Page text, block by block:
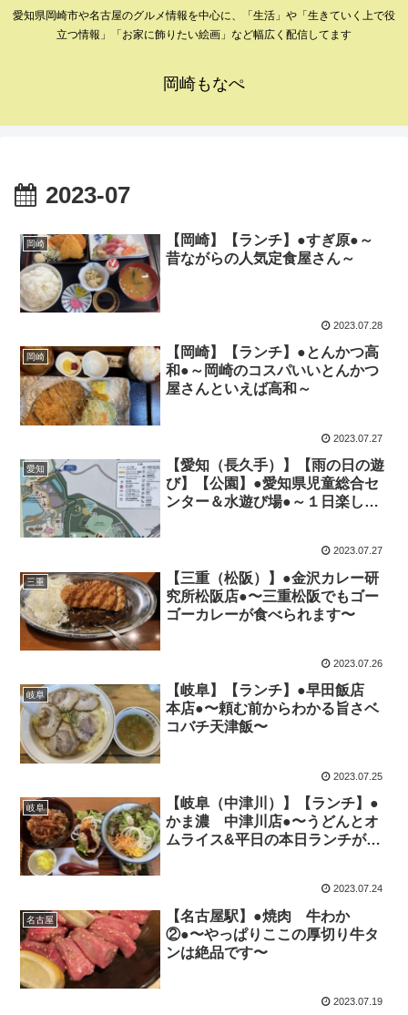
愛知県岡崎市や名古屋のグルメ情報を中心に、「生活」や「生きていく上で役
立つ情報」「お家に飾りたい絵画」など幅広く配信してます
岡崎もなぺ
2023-07
岡崎
【岡崎】【ランチ】●すぎ原●～
昔ながらの人気定食屋さん～
2023.07.28
岡崎
【岡崎】【ランチ】●とんかつ高
和●～岡崎のコスパいいとんかつ
屋さんといえば高和～
2023.07.27
愛知
【愛知（長久手）】【雨の日の遊
び】【公園】●愛知県児童総合セ
ンター＆水遊び場●～１日楽しめ
2023.07.27
三重
【三重（松阪）】●金沢カレー研
究所松阪店●〜三重松阪でもゴー
ゴーカレーが食べられます〜
2023.07.26
岐阜
【岐阜】【ランチ】●早田飯店
本店●〜頼む前からわかる旨さベ
コバチ天津飯〜
2023.07.25
岐阜
【岐阜（中津川）】【ランチ】●
かま濃 中津川店●〜うどんとオ
ムライス&平日の本日ランチがオ
2023.07.24
名古屋
【名古屋駅】●焼肉 牛わか
②●〜やっぱりここの厚切り牛タ
ンは絶品です〜
2023.07.19